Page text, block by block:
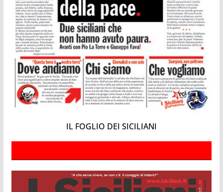
IL FOGLIO DEI SICILIANI